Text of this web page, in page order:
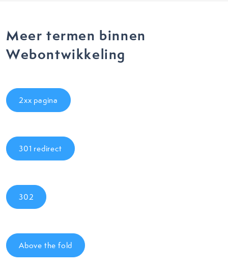
Meer termen binnen
Webontwikkeling
2xx pagina
301 redirect
302
Above the fold